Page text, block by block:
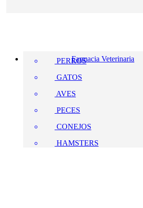
Farmacia Veterinaria
PERROS
GATOS
AVES
PECES
CONEJOS
HAMSTERS